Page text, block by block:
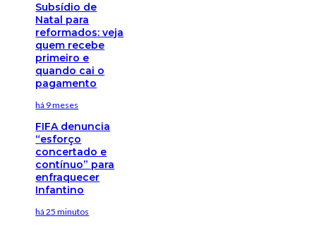
Subsídio de
Natal para
reformados: veja
quem recebe
primeiro e
quando cai o
pagamento
há 9 meses
FIFA denuncia
“esforço
concertado e
contínuo” para
enfraquecer
Infantino
há 25 minutos